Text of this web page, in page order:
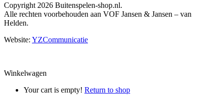
Copyright 2026 Buitenspelen-shop.nl.
Alle rechten voorbehouden aan VOF Jansen & Jansen – van
Helden.
Website: YZCommunicatie
Winkelwagen
Your cart is empty! Return to shop